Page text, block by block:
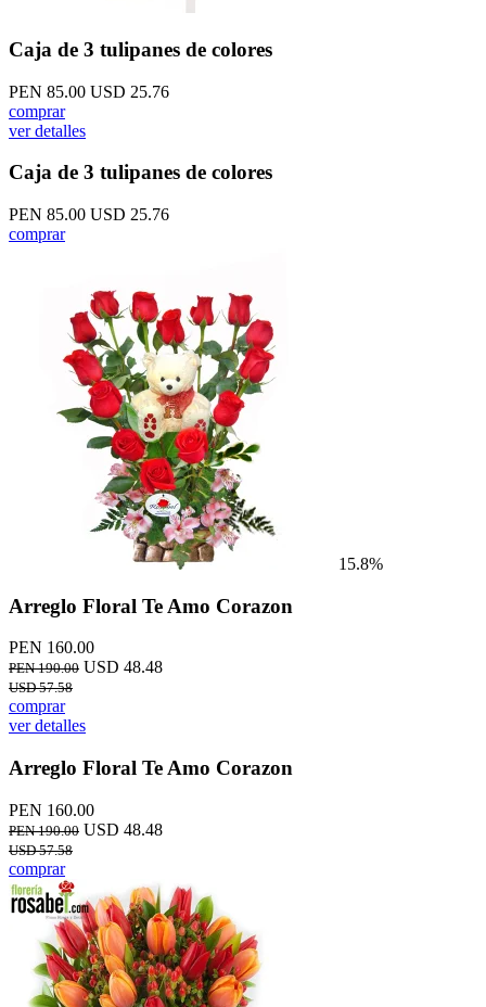
Caja de 3 tulipanes de colores
PEN 85.00 USD 25.76
comprar
ver detalles
Caja de 3 tulipanes de colores
PEN 85.00 USD 25.76
comprar
15.8%
Arreglo Floral Te Amo Corazon
PEN 160.00
PEN 190.00 USD 48.48
USD 57.58
comprar
ver detalles
Arreglo Floral Te Amo Corazon
PEN 160.00
PEN 190.00 USD 48.48
USD 57.58
comprar